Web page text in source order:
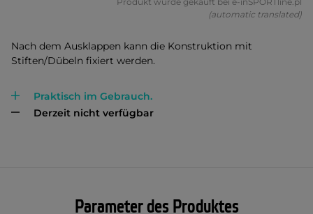
(automatic translated)
Nach dem Ausklappen kann die Konstruktion mit
Stiften/Dübeln fixiert werden.
Praktisch im Gebrauch.
Derzeit nicht verfügbar
Parameter des Produktes